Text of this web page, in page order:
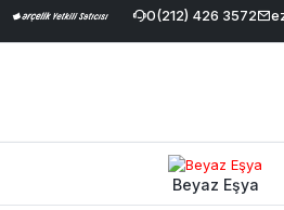
0(212) 426 3572
İndirimi | Geniş Ürün Yelpazesi |
Beyaz Eşya